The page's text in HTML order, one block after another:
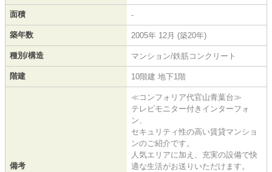
面積 -
築年数 2005年 12月 (築20年)
種別/構造 マンション/鉄筋コンクリート
階建 10階建 地下1階
備考
≪コンフォリア代官山青葉台≫
テレビモニター付きインターフォ
ン、
セキュリティ性の高い賃貸マンショ
ンのご紹介です。
人気エリアに加え、充実の設備で快
適な生活がお送りいただけます。